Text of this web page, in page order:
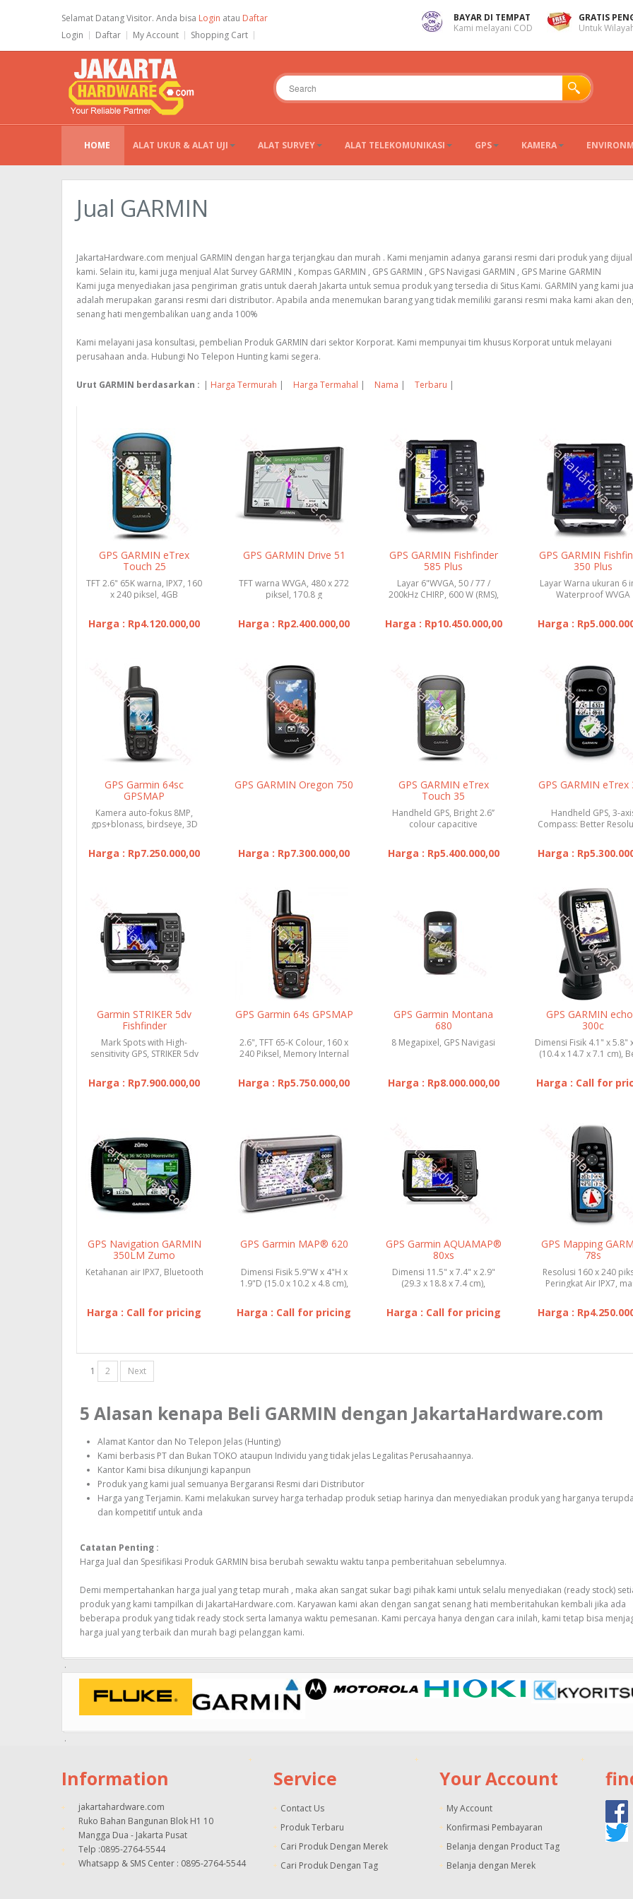
Selamat Datang Visitor. Anda bisa Login atau Daftar
Login
Daftar My Account Shopping Cart
BAYAR DI TEMPAT
Kami melayani COD
GRATIS
Untuk
HOME ALAT UKUR & ALAT UJI ALAT SURVEY ALAT TELEKOMUNIKASI GPS KAMERA
Jual GARMIN
JakartaHardware.com menjual GARMIN dengan harga terjangkau dan murah . Kami menjamin adanya garansi resmi dari produk yang
kami. Selain itu, kami juga menjual Alat Survey GARMIN , Kompas GARMIN , GPS GARMIN , GPS Navigasi GARMIN , GPS Marine GARMIN
Kami juga menyediakan jasa pengiriman gratis untuk daerah Jakarta untuk semua produk yang tersedia di Situs Kami. GARMIN yang kami
adalah merupakan garansi resmi dari distributor. Apabila anda menemukan barang yang tidak memiliki garansi resmi maka kami akan
senang hati mengembalikan uang anda 100%
Kami melayani jasa konsultasi, pembelian Produk GARMIN dari sektor Korporat. Kami mempunyai tim khusus Korporat untuk melayani
perusahaan anda. Hubungi No Telepon Hunting kami segera.
Urut GARMIN berdasarkan : | Harga Termurah | Harga Termahal | Nama | Terbaru |
GPS GARMIN eTrex
Touch 25
TFT 2.6" 65K warna, IPX7, 160
x 240 piksel, 4GB
Harga : Rp4.120.000,00
GPS GARMIN Drive 51
TFT warna WVGA, 480 x 272
piksel, 170.8 g
Harga : Rp2.400.000,00
GPS GARMIN Fishfinder
585 Plus
Layar 6"WVGA, 50 / 77 /
200kHz CHIRP, 600 W (RMS),
Harga : Rp10.450.000,00
GPS GARMIN
350 Plus
Layar Warna ukuran 6
Waterproof WVGA
Harga :
GPS Garmin 64sc
GPSMAP
Kamera auto-fokus 8MP,
gps+blonass, birdseye, 3D
Harga : Rp7.250.000,00
GPS GARMIN Oregon 750
Harga : Rp7.300.000,00
GPS GARMIN eTrex
Touch 35
Handheld GPS, Bright 2.6’’
colour capacitive
Harga : Rp5.400.000,00
GPS GARMIN eTrex
Handheld GPS, 3-
Compass: Better
Harga :
Garmin STRIKER 5dv
Fishfinder
Mark Spots with High-
sensitivity GPS, STRIKER 5dv
Harga : Rp7.900.000,00
GPS Garmin 64s GPSMAP
2.6", TFT 65-K Colour, 160 x
240 Piksel, Memory Internal
Harga : Rp5.750.000,00
GPS Garmin Montana
680
8 Megapixel, GPS Navigasi
Harga : Rp8.000.000,00
GPS GARMIN
300c
Dimensi Fisik 4.1" x 5.8"
(10.4 x 14.7 x 7.1 cm),
Harga : Call for
GPS Navigation GARMIN
350LM Zumo
Ketahanan air IPX7, Bluetooth
Harga : Call for pricing
GPS Garmin MAP® 620
Dimensi Fisik 5.9"W x 4"H x
1.9"D (15.0 x 10.2 x 4.8 cm),
Harga : Call for pricing
GPS Garmin AQUAMAP®
80xs
Dimensi 11.5" x 7.4" x 2.9"
(29.3 x 18.8 x 7.4 cm),
Harga : Call for pricing
GPS Mapping
78s
Resolusi 160 x 240
Peringkat Air IPX7,
Harga :
1 2 Next
5 Alasan kenapa Beli GARMIN dengan JakartaHardware.com
Alamat Kantor dan No Telepon Jelas (Hunting)
Kami berbasis PT dan Bukan TOKO ataupun Individu yang tidak jelas Legalitas Perusahaannya.
Kantor Kami bisa dikunjungi kapanpun
Produk yang kami jual semuanya Bergaransi Resmi dari Distributor
Harga yang Terjamin. Kami melakukan survey harga terhadap produk setiap harinya dan menyediakan produk yang harganya
dan kompetitif untuk anda
Catatan Penting :
Harga Jual dan Spesifikasi Produk GARMIN bisa berubah sewaktu waktu tanpa pemberitahuan sebelumnya.
Demi mempertahankan harga jual yang tetap murah , maka akan sangat sukar bagi pihak kami untuk selalu menyediakan (ready stock)
produk yang kami tampilkan di JakartaHardware.com. Karyawan kami akan dengan sangat senang hati memberitahukan kembali jika ada
beberapa produk yang tidak ready stock serta lamanya waktu pemesanan. Kami percaya hanya dengan cara inilah, kami tetap bisa
harga jual yang terbaik dan murah bagi pelanggan kami.
Information
jakartahardware.com
Ruko Bahan Bangunan Blok H1 10
Mangga Dua - Jakarta Pusat
Telp :0895-2764-5544
Whatsapp & SMS Center : 0895-2764-5544
Service
Contact Us
Produk Terbaru
Cari Produk Dengan Merek
Cari Produk Dengan Tag
Your Account
My Account
Konfirmasi Pembayaran
Belanja dengan Product Tag
Belanja dengan Merek